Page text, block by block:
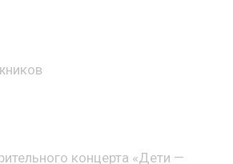
концерта «Дети —